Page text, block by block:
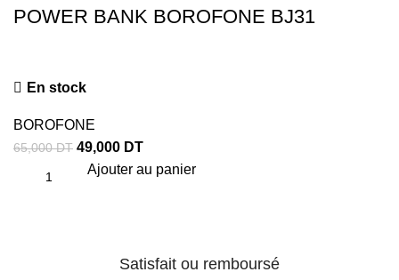
POWER BANK BOROFONE BJ31
En stock
BOROFONE
65,000DT 49,000 DT
Ajouter au panier
Satisfait ou remboursé